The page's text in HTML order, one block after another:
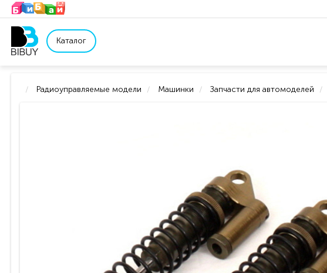
Каталог
Радиоуправляемые модели Машинки Запчасти для автомоделей